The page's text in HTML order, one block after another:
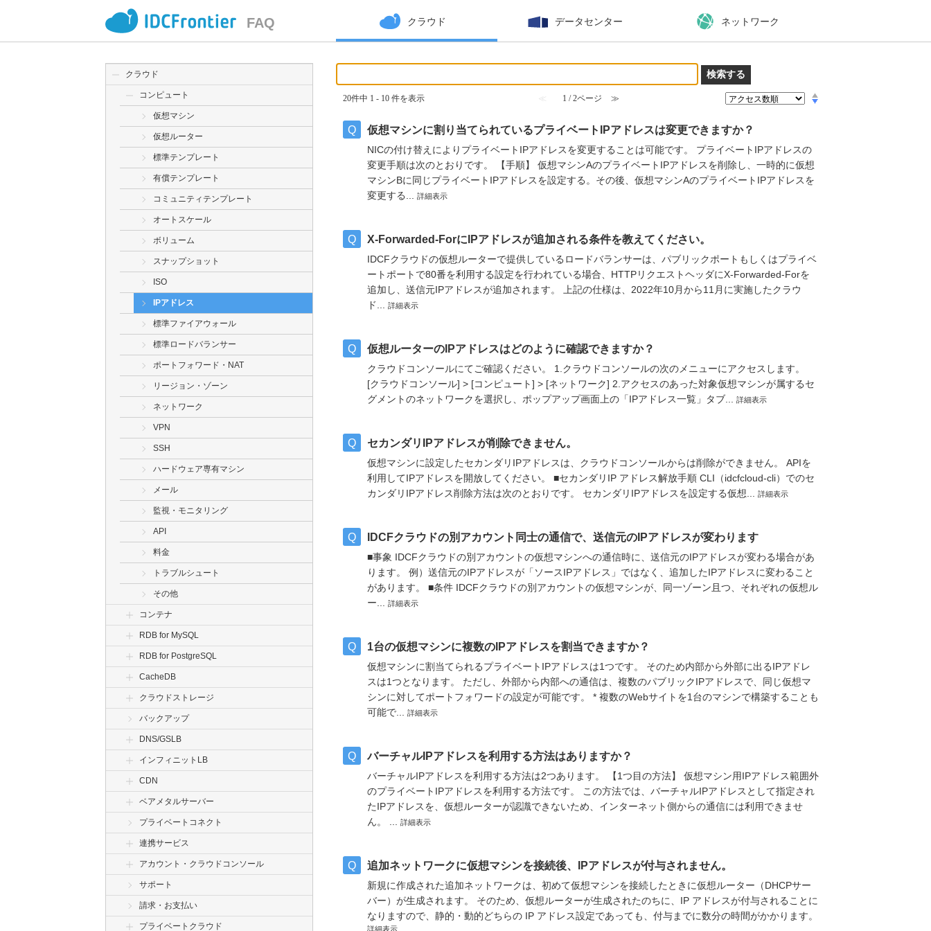
FAQ クラウド データセンター ネットワーク
クラウド
コンピュート
仮想マシン
仮想ルーター
標準テンプレート
有償テンプレート
コミュニティテンプレート
オートスケール
ボリューム
スナップショット
ISO
IPアドレス
標準ファイアウォール
標準ロードバランサー
ポートフォワード・NAT
リージョン・ゾーン
ネットワーク
VPN
SSH
ハードウェア専有マシン
メール
監視・モニタリング
API
料金
トラブルシュート
その他
コンテナ
RDB for MySQL
RDB for PostgreSQL
CacheDB
クラウドストレージ
バックアップ
DNS/GSLB
インフィニットLB
CDN
ベアメタルサーバー
プライベートコネクト
連携サービス
アカウント・クラウドコンソール
サポート
請求・お支払い
プライベートクラウド
20件中 1 - 10 件を表示 ≪ 1 / 2ページ ≫
仮想マシンに割り当てられているプライベートIPアドレスは変更できますか？
NICの付け替えによりプライベートIPアドレスを変更することは可能です。 プライベートIPアドレスの
変更手順は次のとおりです。 【手順】 仮想マシンAのプライベートIPアドレスを削除し、一時的に仮想
マシンBに同じプライベートIPアドレスを設定する。その後、仮想マシンAのプライベートIPアドレスを
変更する... 詳細表示
X-Forwarded-ForにIPアドレスが追加される条件を教えてください。
IDCFクラウドの仮想ルーターで提供しているロードバランサーは、パブリックポートもしくはプライベ
ートポートで80番を利用する設定を行われている場合、HTTPリクエストヘッダにX-Forwarded-Forを
追加し、送信元IPアドレスが追加されます。 上記の仕様は、2022年10月から11月に実施したクラウ
ド... 詳細表示
仮想ルーターのIPアドレスはどのように確認できますか？
クラウドコンソールにてご確認ください。 1.クラウドコンソールの次のメニューにアクセスします。
[クラウドコンソール] > [コンピュート] > [ネットワーク] 2.アクセスのあった対象仮想マシンが属するセ
グメントのネットワークを選択し、ポップアップ画面上の「IPアドレス一覧」タブ... 詳細表示
セカンダリIPアドレスが削除できません。
仮想マシンに設定したセカンダリIPアドレスは、クラウドコンソールからは削除ができません。 APIを
利用してIPアドレスを開放してください。 ■セカンダリIP アドレス解放手順 CLI（idcfcloud-cli）でのセ
カンダリIPアドレス削除方法は次のとおりです。 セカンダリIPアドレスを設定する仮想... 詳細表示
IDCFクラウドの別アカウント同士の通信で、送信元のIPアドレスが変わります
■事象 IDCFクラウドの別アカウントの仮想マシンへの通信時に、送信元のIPアドレスが変わる場合があ
ります。 例）送信元のIPアドレスが「ソースIPアドレス」ではなく、追加したIPアドレスに変わること
があります。 ■条件 IDCFクラウドの別アカウントの仮想マシンが、同一ゾーン且つ、それぞれの仮想ル
ー... 詳細表示
1台の仮想マシンに複数のIPアドレスを割当できますか？
仮想マシンに割当てられるプライベートIPアドレスは1つです。 そのため内部から外部に出るIPアドレ
スは1つとなります。 ただし、外部から内部への通信は、複数のパブリックIPアドレスで、同じ仮想マ
シンに対してポートフォワードの設定が可能です。 * 複数のWebサイトを1台のマシンで構築することも
可能で... 詳細表示
バーチャルIPアドレスを利用する方法はありますか？
バーチャルIPアドレスを利用する方法は2つあります。 【1つ目の方法】 仮想マシン用IPアドレス範囲外
のプライベートIPアドレスを利用する方法です。 この方法では、バーチャルIPアドレスとして指定され
たIPアドレスを、仮想ルーターが認識できないため、インターネット側からの通信には利用できませ
ん。 ... 詳細表示
追加ネットワークに仮想マシンを接続後、IPアドレスが付与されません。
新規に作成された追加ネットワークは、初めて仮想マシンを接続したときに仮想ルーター（DHCPサー
バー）が生成されます。 そのため、仮想ルーターが生成されたのちに、IP アドレスが付与されることに
なりますので、静的・動的どちらの IP アドレス設定であっても、付与までに数分の時間がかかります。
詳細表示